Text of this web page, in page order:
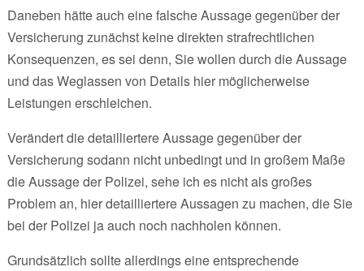
Daneben hätte auch eine falsche Aussage gegenüber der
Versicherung zunächst keine direkten strafrechtlichen
Konsequenzen, es sei denn, Sie wollen durch die Aussage
und das Weglassen von Details hier möglicherweise
Leistungen erschleichen.
Verändert die detailliertere Aussage gegenüber der
Versicherung sodann nicht unbedingt und in großem Maße
die Aussage der Polizei, sehe ich es nicht als großes
Problem an, hier detailliertere Aussagen zu machen, die Sie
bei der Polizei ja auch noch nachholen können.
Grundsätzlich sollte allerdings eine entsprechende